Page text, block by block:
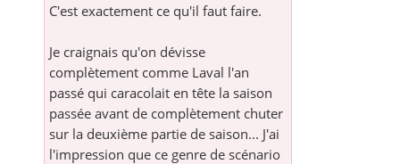
C'est exactement ce qu'il faut faire.
Je craignais qu'on dévisse
complètement comme Laval l'an
passé qui caracolait en tête la saison
passée avant de complètement chuter
sur la deuxième partie de saison... J'ai
l'impression que ce genre de scénario